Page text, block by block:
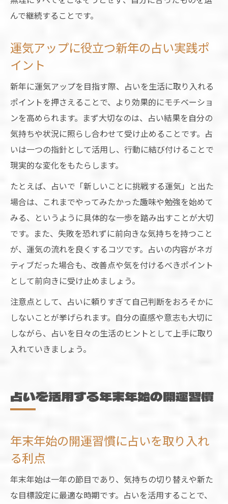
んで継続することです。
運気アップに役立つ新年の占い実践ポ
イント
新年に運気アップを目指す際、占いを生活に取り入れる
ポイントを押さえることで、より効果的にモチベーショ
ンを高められます。まず大切なのは、占い結果を自分の
気持ちや状況に照らし合わせて受け止めることです。占
いは一つの指針として活用し、行動に結び付けることで
現実的な変化をもたらします。
たとえば、占いで「新しいことに挑戦する運気」と出た
場合は、これまでやってみたかった趣味や勉強を始めて
みる、というように具体的な一歩を踏み出すことが大切
です。また、失敗を恐れずに前向きな気持ちを持つこと
が、運気の流れを良くするコツです。占いの内容がネガ
ティブだった場合も、改善点や気を付けるべきポイント
として前向きに受け止めましょう。
注意点として、占いに頼りすぎて自己判断をおろそかに
しないことが挙げられます。自分の直感や意志も大切に
しながら、占いを日々の生活のヒントとして上手に取り
入れていきましょう。
占いを活用する年末年始の開運習慣
年末年始の開運習慣に占いを取り入れ
る利点
年末年始は一年の節目であり、気持ちの切り替えや新た
な目標設定に最適な時期です。占いを活用することで、